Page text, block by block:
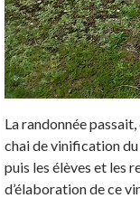
La randonnée
chai de vinification
puis les élèves et les
d’élaboration de ce